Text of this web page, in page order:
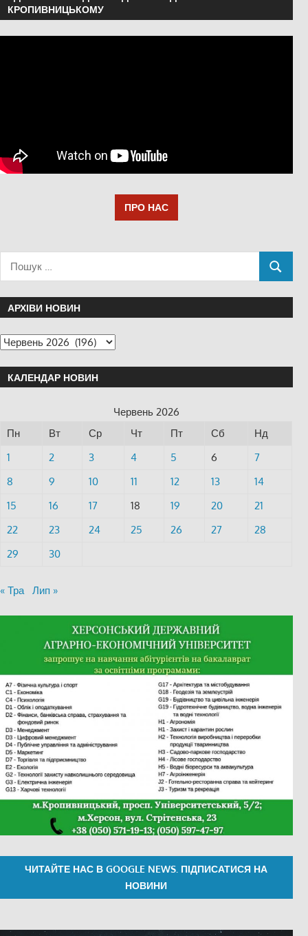
КРОПИВНИЦЬКОМУ
ПРО НАС
АРХІВИ НОВИН
КАЛЕНДАР НОВИН
Червень 2026
Пн
Вт Ср Чт Пт Сб
Нд
1
2 3 4 5 6
7
8
9 10 11 12 13
14
15
16 17 18 19 20
21
22
23 24 25 26 27
28
29
30
« Тра Лип »
ЧИТАЙТЕ НАС В GOOGLE NEWS. ПІДПИСАТИСЯ НА
НОВИНИ